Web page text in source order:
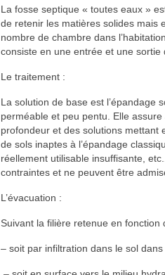
La fosse septique « toutes eaux »
de retenir les matières solides mais
nombre de chambre dans
consiste en une entrée et une sortie
Le traitement :
La solution de base est l’épandage
perméable et peu pentu. Elle
profondeur et des solutions mettant
de sols inaptes à l’épandage
réellement utilisable insuffisante,
contraintes et ne peuvent être
L’évacuation :
Suivant la filière retenue en
– soit par infiltration dans le sol dans